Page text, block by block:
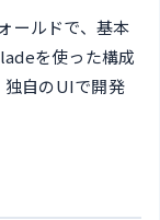
ールドで、基本
を使った構成
独自のUIで開発